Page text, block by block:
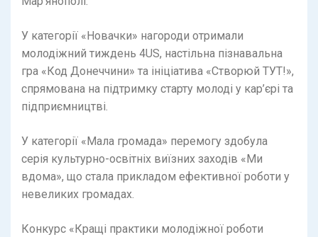
У категорії «Новачки» нагороди отримали
молодіжний тиждень 4US, настільна пізнавальна
гра «Код Донеччини» та ініціатива «Створюй ТУТ!»,
спрямована на підтримку старту молоді у кар’єрі та
підприємництві.
У категорії «Мала громада» перемогу здобула
серія культурно-освітніх виїзних заходів «Ми
вдома», що стала прикладом ефективної роботи у
невеликих громадах.
Конкурс «Кращі практики молодіжної роботи